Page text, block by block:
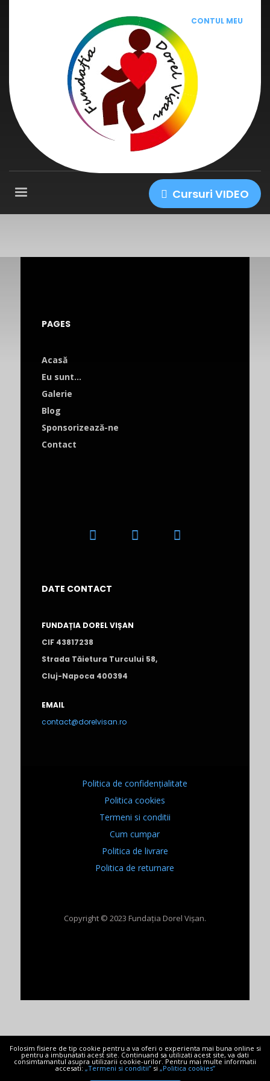
Cursuri VIDEO
CONTUL MEU
PAGES
Acasă
Eu sunt…
Galerie
Blog
Sponsorizează-ne
Contact
DATE CONTACT
FUNDAȚIA DOREL VIȘAN
CIF 43817238
Strada Tăietura Turcului 58,
Cluj-Napoca 400394
EMAIL
contact@dorelvisan.ro
Politica de confidențialitate
Politica cookies
Termeni si conditii
Cum cumpar
Politica de livrare
Politica de returnare
Copyright © 2023 Fundația Dorel Vișan.
Folosim fisiere de tip cookie pentru a va oferi o experienta mai buna online si
pentru a imbunatati acest site. Continuand sa utilizati acest site, va dati
consimtamantul asupra utilizarii cookie-urilor. Pentru mai multe informatii
accesati: „Termeni si conditii”si „Politica cookies”